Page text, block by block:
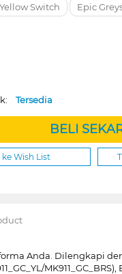
Switch Epic
Tersedia
BELI
Wish List
Anda. Dilengkapi
MK911_GC_BRS),